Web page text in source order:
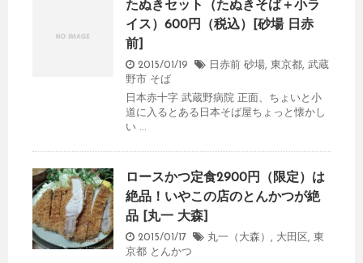
たぬきセット（たぬきそば＋小ラ
イス）600円（税込）[砂場 日赤
前]
2015/01/19 日赤前 砂場, 東京都, 武蔵
野市 そば
日本赤十字 武蔵野病院 正面、ちょいと小
道に入るとある日本そば屋ちょっと懐かし
い ...
ロースかつ定食2900円（限定）は
絶品！いやこの店のとんかつが絶
品 [丸一 大森]
2015/01/17 丸一（大森） , 大田区 , 東
京都 とんかつ